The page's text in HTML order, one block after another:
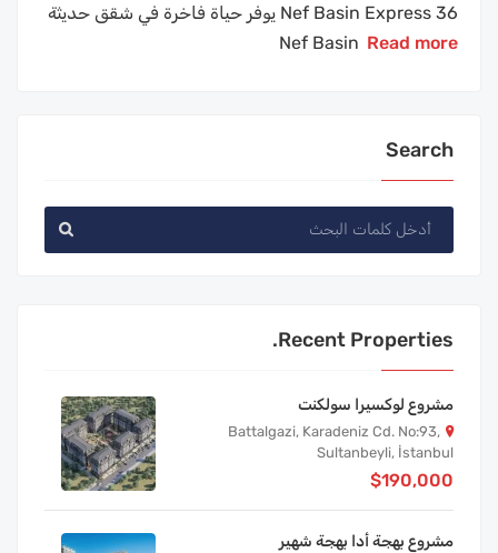
Nef Basin Express 36 يوفر حياة فاخرة في شقق حديثة
Nef Basin Read more
Search
Recent Properties.
مشروع لوكسيرا سولكنت
Battalgazi, Karadeniz Cd. No:93,
Sultanbeyli, İstanbul
$190,000
مشروع بهجة أدا بهجة شهير